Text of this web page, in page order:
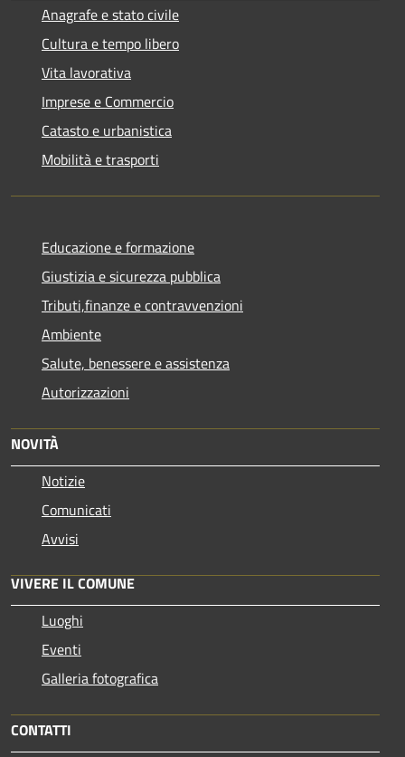
Anagrafe e stato civile
Cultura e tempo libero
Vita lavorativa
Imprese e Commercio
Catasto e urbanistica
Mobilità e trasporti
Educazione e formazione
Giustizia e sicurezza pubblica
Tributi,finanze e contravvenzioni
Ambiente
Salute, benessere e assistenza
Autorizzazioni
NOVITÀ
Notizie
Comunicati
Avvisi
VIVERE IL COMUNE
Luoghi
Eventi
Galleria fotografica
CONTATTI